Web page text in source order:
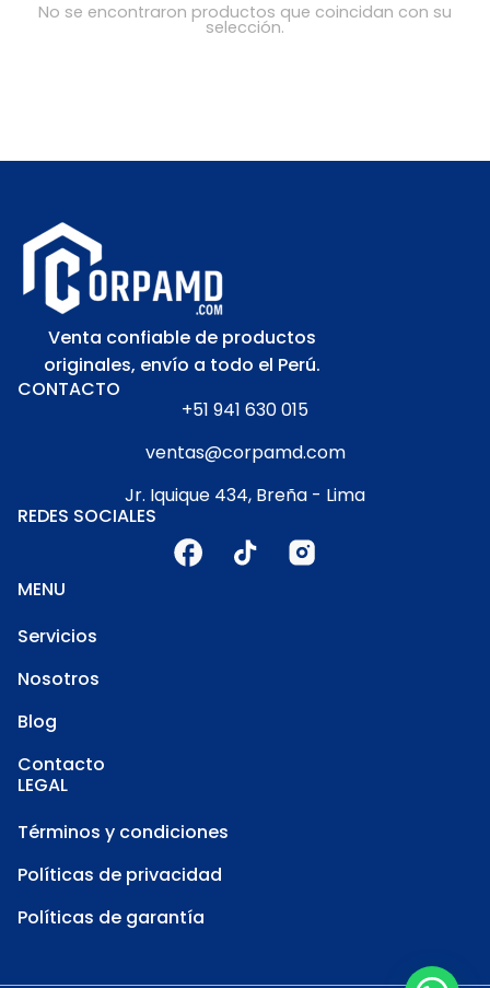
No se encontraron productos que coincidan con su
selección.
Venta confiable de productos
originales, envío a todo el Perú.
CONTACTO
+51 941 630 015
ventas@corpamd.com
Jr. Iquique 434, Breña - Lima
REDES SOCIALES
MENU
Servicios
Nosotros
Blog
Contacto
LEGAL
Términos y condiciones
Políticas de privacidad
Políticas de garantía